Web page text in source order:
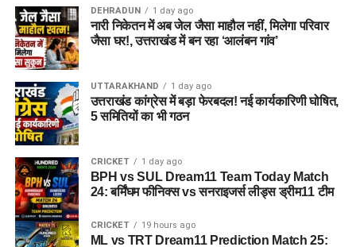
DEHRADUN 1 day ago
नारी निकेतन में अब जेल जैसा माहौल नहीं, मिलेगा परिवार
जैसा घर!, उत्तराखंड में बन रहा ‘आलंबन गांव’
UTTARAKHAND 1 day ago
उत्तराखंड कांग्रेस में बड़ा फेरबदल! नई कार्यकारिणी घोषित,
5 समितियों का भी गठन
CRICKET 1 day ago
BPH vs SUL Dream11 Team Today Match
24: बर्मिंघम फीनिक्स vs सनराइजर्स लीड्स ड्रीम11 टीम
CRICKET 19 hours ago
ML vs TRT Dream11 Prediction Match 25: